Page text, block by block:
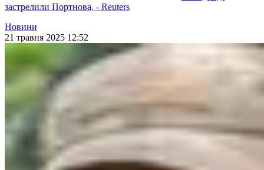
застрелили Портнова, - Reuters
Новини
21 травня 2025 12:52